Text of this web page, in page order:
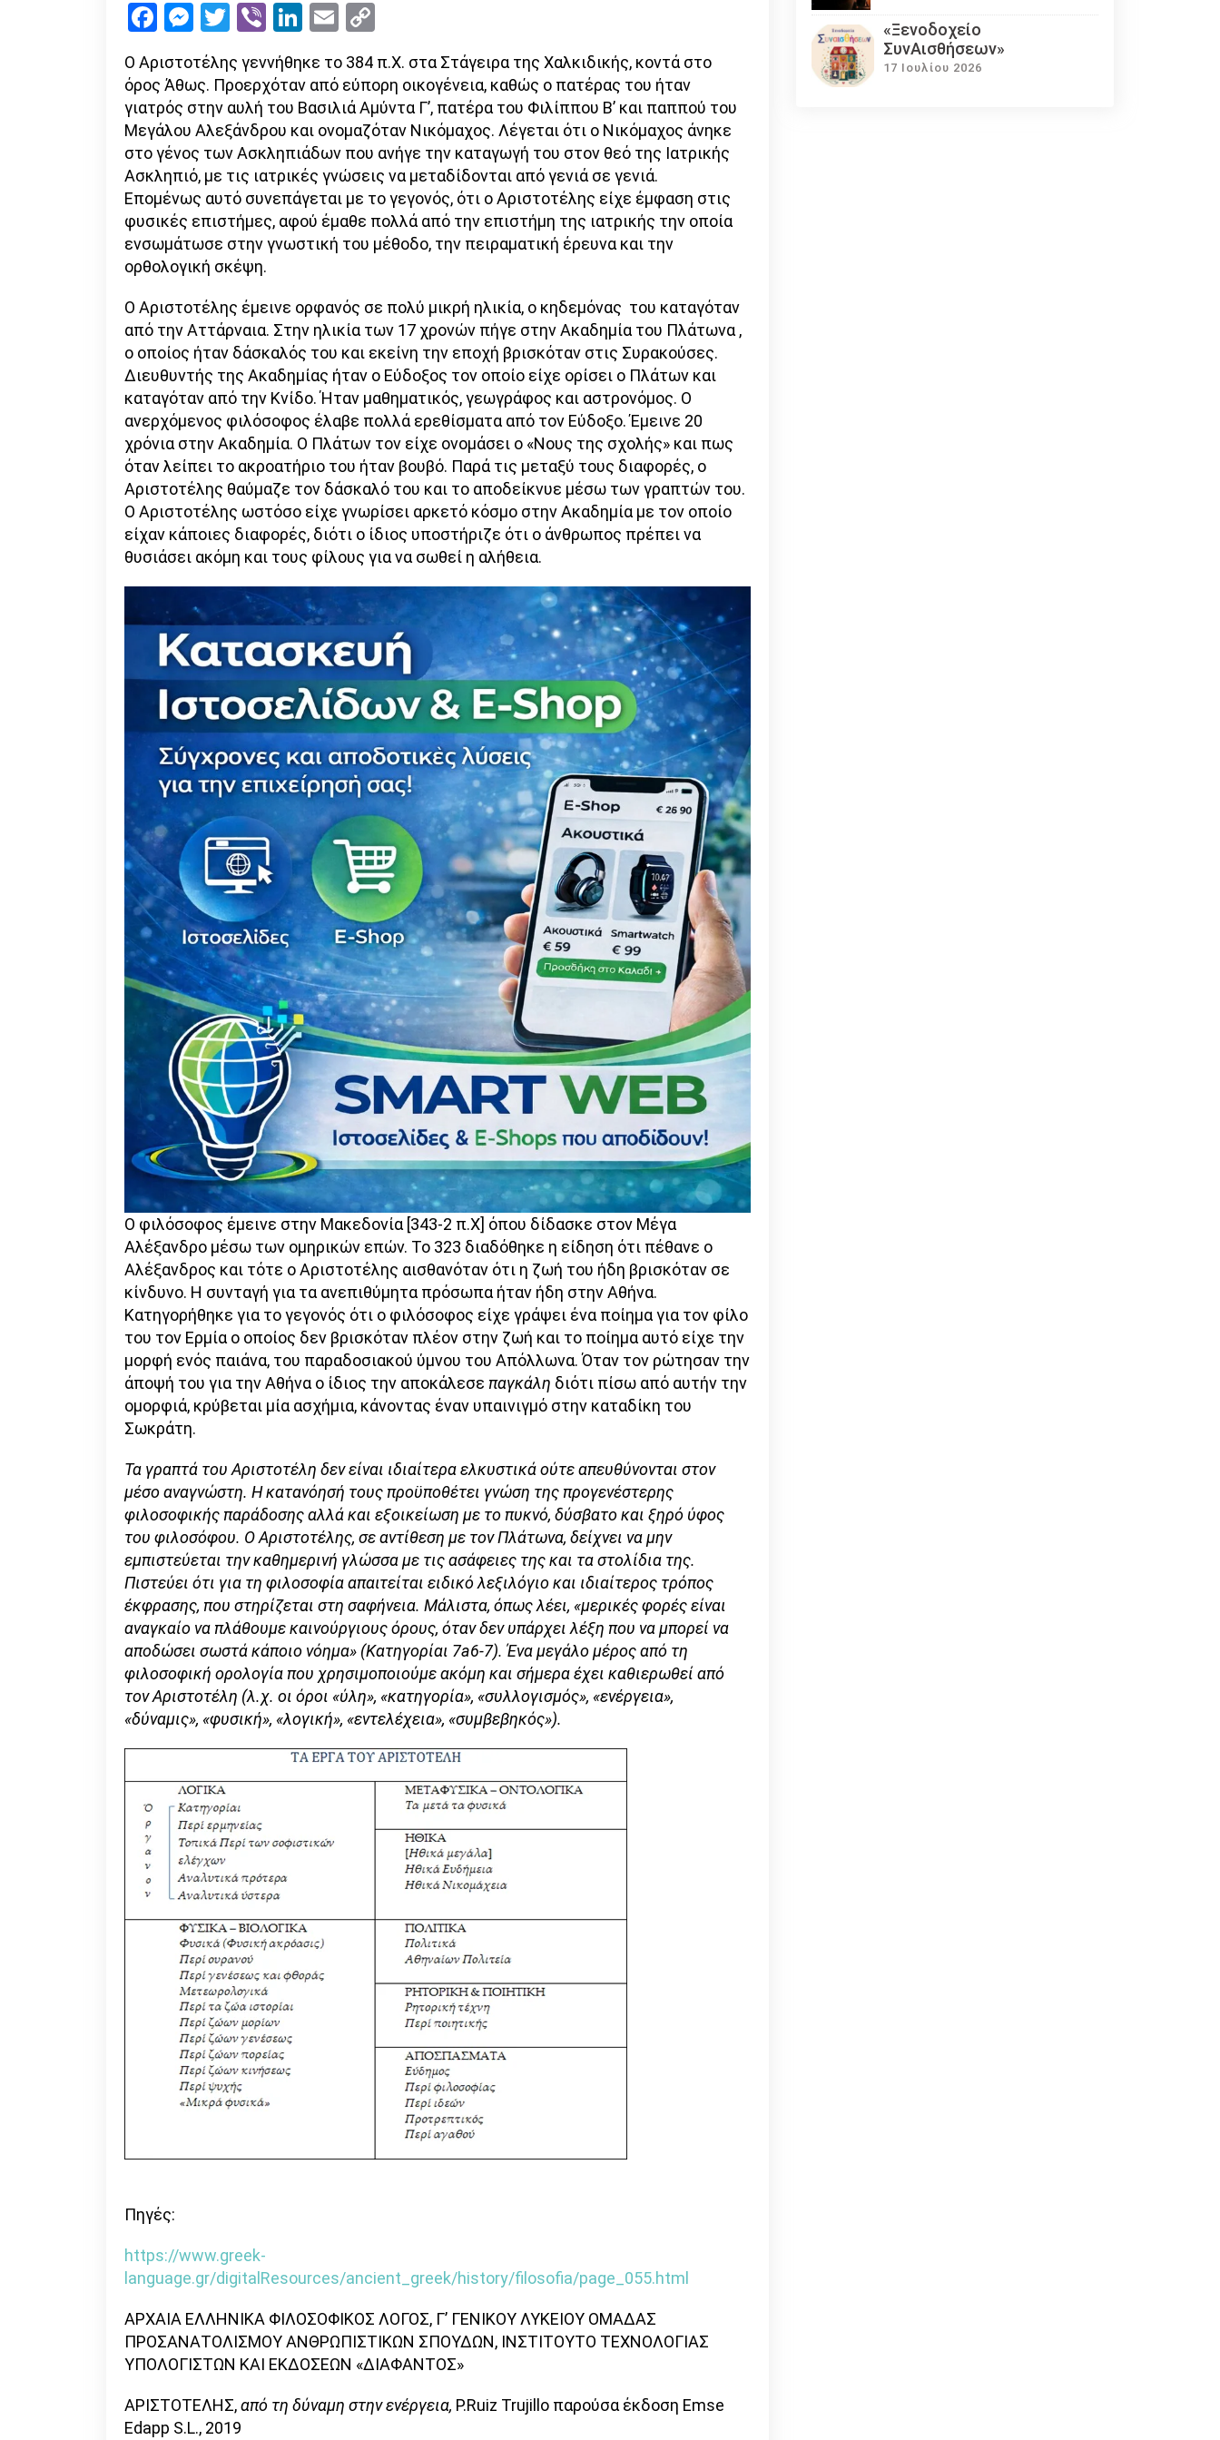
Facebook
Messenger
Twitter
ViberLinkedIn
Email
Ο Αριστοτέλης γεννήθηκε το 384 π.Χ. στα Στάγειρα της Χαλκιδικής, κοντά στο
όρος Άθως. Προερχόταν από εύπορη οικογένεια, καθώς ο πατέρας του ήταν
γιατρός στην αυλή του Βασιλιά Αμύντα Γ’, πατέρα του Φιλίππου Β’ και παππού του
Μεγάλου Αλεξάνδρου και ονομαζόταν Νικόμαχος. Λέγεται ότι ο Νικόμαχος άνηκε
στο γένος των Ασκληπιάδων που ανήγε την καταγωγή του στον θεό της Ιατρικής
Ασκληπιό, με τις ιατρικές γνώσεις να μεταδίδονται από γενιά σε γενιά.
Επομένως αυτό συνεπάγεται με το γεγονός, ότι ο Αριστοτέλης είχε έμφαση στις
φυσικές επιστήμες, αφού έμαθε πολλά από την επιστήμη της ιατρικής την οποία
ενσωμάτωσε στην γνωστική του μέθοδο, την πειραματική έρευνα και την
ορθολογική σκέψη.
Ο Αριστοτέλης έμεινε ορφανός σε πολύ μικρή ηλικία, o κηδεμόνας του καταγόταν
από την Αττάρναια. Στην ηλικία των 17 χρονών πήγε στην Ακαδημία του Πλάτωνα ,
ο οποίος ήταν δάσκαλός του και εκείνη την εποχή βρισκόταν στις Συρακούσες.
Διευθυντής της Ακαδημίας ήταν ο Εύδοξος τον οποίο είχε ορίσει ο Πλάτων και
καταγόταν από την Κνίδο. Ήταν μαθηματικός, γεωγράφος και αστρονόμος. Ο
ανερχόμενος φιλόσοφος έλαβε πολλά ερεθίσματα από τον Εύδοξο. Έμεινε 20
χρόνια στην Ακαδημία. Ο Πλάτων τον είχε ονομάσει ο «Νους της σχολής» και πως
όταν λείπει το ακροατήριο του ήταν βουβό. Παρά τις μεταξύ τους διαφορές, ο
Αριστοτέλης θαύμαζε τον δάσκαλό του και το αποδείκνυε μέσω των γραπτών του.
Ο Αριστοτέλης ωστόσο είχε γνωρίσει αρκετό κόσμο στην Ακαδημία με τον οποίο
είχαν κάποιες διαφορές, διότι ο ίδιος υποστήριζε ότι ο άνθρωπος πρέπει να
θυσιάσει ακόμη και τους φίλους για να σωθεί η αλήθεια.
Ο φιλόσοφος έμεινε στην Μακεδονία [343-2 π.Χ] όπου δίδασκε στον Μέγα
Αλέξανδρο μέσω των ομηρικών επών. Το 323 διαδόθηκε η είδηση ότι πέθανε ο
Αλέξανδρος και τότε ο Αριστοτέλης αισθανόταν ότι η ζωή του ήδη βρισκόταν σε
κίνδυνο. Η συνταγή για τα ανεπιθύμητα πρόσωπα ήταν ήδη στην Αθήνα.
Κατηγορήθηκε για το γεγονός ότι ο φιλόσοφος είχε γράψει ένα ποίημα για τον φίλο
του τον Ερμία ο οποίος δεν βρισκόταν πλέον στην ζωή και το ποίημα αυτό είχε την
μορφή ενός παιάνα, του παραδοσιακού ύμνου του Απόλλωνα. Όταν τον ρώτησαν την
άποψή του για την Αθήνα ο ίδιος την αποκάλεσε παγκάλη διότι πίσω από αυτήν την
ομορφιά, κρύβεται μία ασχήμια, κάνοντας έναν υπαινιγμό στην καταδίκη του
Σωκράτη.
Τα γραπτά του Αριστοτέλη δεν είναι ιδιαίτερα ελκυστικά ούτε απευθύνονται στον
μέσο αναγνώστη. Η κατανόησή τους προϋποθέτει γνώση της προγενέστερης
φιλοσοφικής παράδοσης αλλά και εξοικείωση με το πυκνό, δύσβατο και ξηρό ύφος
του φιλοσόφου. Ο Αριστοτέλης, σε αντίθεση με τον Πλάτωνα, δείχνει να μην
εμπιστεύεται την καθημερινή γλώσσα με τις ασάφειες της και τα στολίδια της.
Πιστεύει ότι για τη φιλοσοφία απαιτείται ειδικό λεξιλόγιο και ιδιαίτερος τρόπος
έκφρασης, που στηρίζεται στη σαφήνεια. Μάλιστα, όπως λέει, «μερικές φορές είναι
αναγκαίο να πλάθουμε καινούργιους όρους, όταν δεν υπάρχει λέξη που να μπορεί να
αποδώσει σωστά κάποιο νόημα» (Κατηγορίαι 7a6-7). Ένα μεγάλο μέρος από τη
φιλοσοφική ορολογία που χρησιμοποιούμε ακόμη και σήμερα έχει καθιερωθεί από
τον Αριστοτέλη (λ.χ. οι όροι «ύλη», «κατηγορία», «συλλογισμός», «ενέργεια»,
«δύναμις», «φυσική», «λογική», «εντελέχεια», «συμβεβηκός»).
Πηγές:
https://www.greek-
language.gr/digitalResources/ancient_greek/history/filosofia/page_055.html
ΑΡΧΑΙΑ ΕΛΛΗΝΙΚΑ ΦΙΛΟΣΟΦΙΚΟΣ ΛΟΓΟΣ, Γ’ ΓΕΝΙΚΟΥ ΛΥΚΕΙΟΥ ΟΜΑΔΑΣ
ΠΡΟΣΑΝΑΤΟΛΙΣΜΟΥ ΑΝΘΡΩΠΙΣΤΙΚΩΝ ΣΠΟΥΔΩΝ, ΙΝΣΤΙΤΟΥΤΟ ΤΕΧΝΟΛΟΓΙΑΣ
ΥΠΟΛΟΓΙΣΤΩΝ ΚΑΙ ΕΚΔΟΣΕΩΝ «ΔΙΑΦΑΝΤΟΣ»
ΑΡΙΣΤΟΤΕΛΗΣ,από τη δύναμη στην ενέργεια, P.Ruiz Trujillo παρούσα έκδοση Εmse
Edapp S.L., 2019
«Ξενοδοχείο
ΣυνΑισθήσεων»
17 Ιουλίου 2026